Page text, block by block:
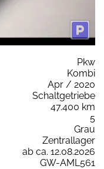
Pkw
Kombi
Apr / 2020
Schaltgetriebe
47.400 km
5
Grau
Zentrallager
ab ca. 12.08.2026
GW-AML561